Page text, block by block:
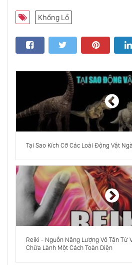
Không Gian Có
Vũ Trụ Thực
Thủy Tinh
Dải Ngân Hà Bao
Máy Tính Lượng
Khổng Lồ
Tại Sao Kích Cỡ Các Loài Động Vật
Reiki - Nguồn Năng Lượng Vô Tận Từ
Chữa Lành Một Cách Toàn Diện